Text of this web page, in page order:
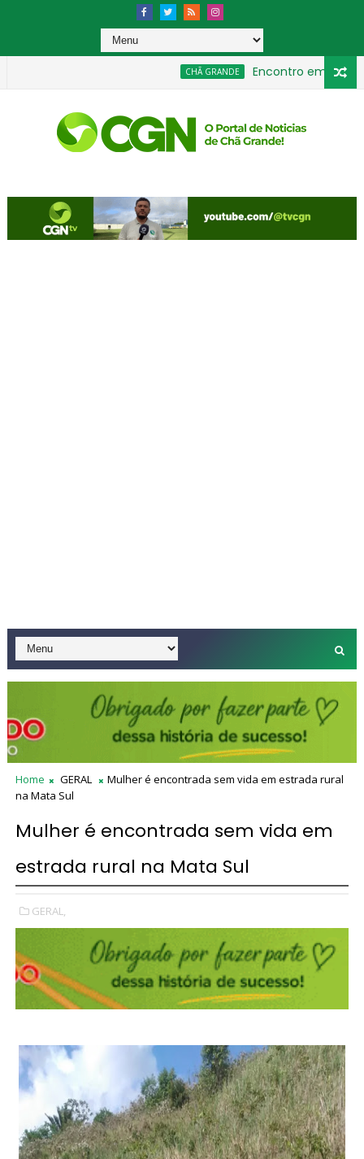
CHÃ GRANDE Encontro em Chã
Home GERAL
Mulher é encontrada sem vida em estrada rural
na Mata Sul
Mulher é encontrada sem vida em
estrada rural na Mata Sul
GERAL,